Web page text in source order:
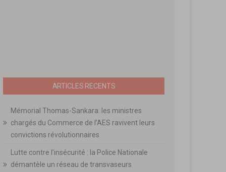
ARTICLES RECENTS
Mémorial Thomas-Sankara: les ministres
chargés du Commerce de l’AES ravivent leurs
convictions révolutionnaires
Lutte contre l’insécurité : la Police Nationale
démantèle un réseau de transvaseurs